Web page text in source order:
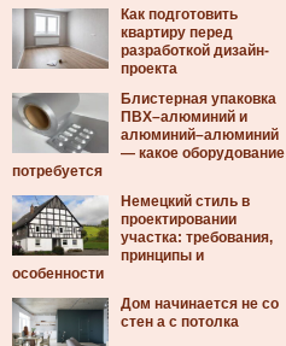
Как подготовить
квартиру перед
разработкой дизайн-
проекта
Блистерная упаковка
ПВХ–алюминий и
алюминий–алюминий
— какое оборудование
потребуется
Немецкий стиль в
проектировании
участка: требования,
принципы и
особенности
Дом начинается не со
стен а с потолка